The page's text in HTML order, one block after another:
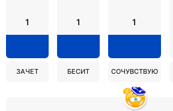
1
ЗАЧЕТ
1
БЕСИТ
1
СОЧУВСТВУЮ